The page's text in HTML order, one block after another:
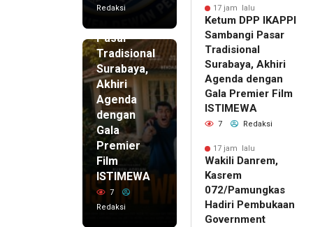
Redaksi
IKAPPI
Pasar
Tradisional
Surabaya,
Akhiri
Agenda
dengan
Gala
Premier
Film
ISTIMEWA
7
Redaksi
17 jam lalu
Ketum DPP IKAPPI
Sambangi Pasar
Tradisional
Surabaya, Akhiri
Agenda dengan
Gala Premier Film
ISTIMEWA
7 Redaksi
17 jam lalu
Wakili Danrem,
Kasrem
072/Pamungkas
Hadiri Pembukaan
Government